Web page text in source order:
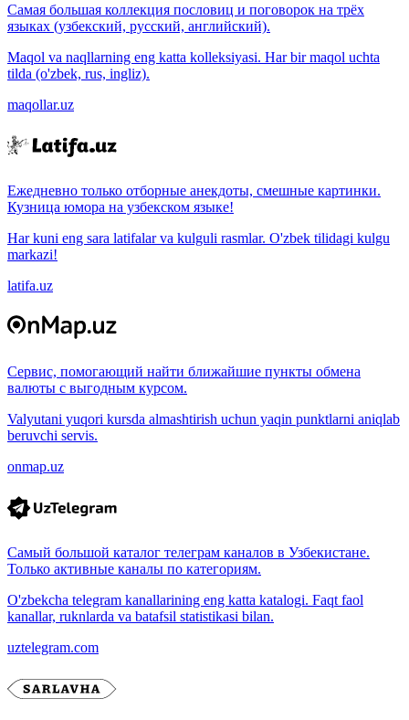
Самая большая коллекция пословиц и поговорок на трёх
языках (узбекский, русский, английский).
Maqol va naqllarning eng katta kolleksiyasi. Har bir maqol uchta
tilda (o'zbek, rus, ingliz).
maqollar.uz
Ежедневно только отборные анекдоты, смешные картинки.
Кузница юмора на узбекском языке!
Har kuni eng sara latifalar va kulguli rasmlar. O'zbek tilidagi kulgu
markazi!
latifa.uz
Сервис, помогающий найти ближайшие пункты обмена
валюты с выгодным курсом.
Valyutani yuqori kursda almashtirish uchun yaqin punktlarni aniqlab
beruvchi servis.
onmap.uz
Самый большой каталог телеграм каналов в Узбекистане.
Только активные каналы по категориям.
O'zbekcha telegram kanallarining eng katta katalogi. Faqt faol
kanallar, ruknlarda va batafsil statistikasi bilan.
uztelegram.com